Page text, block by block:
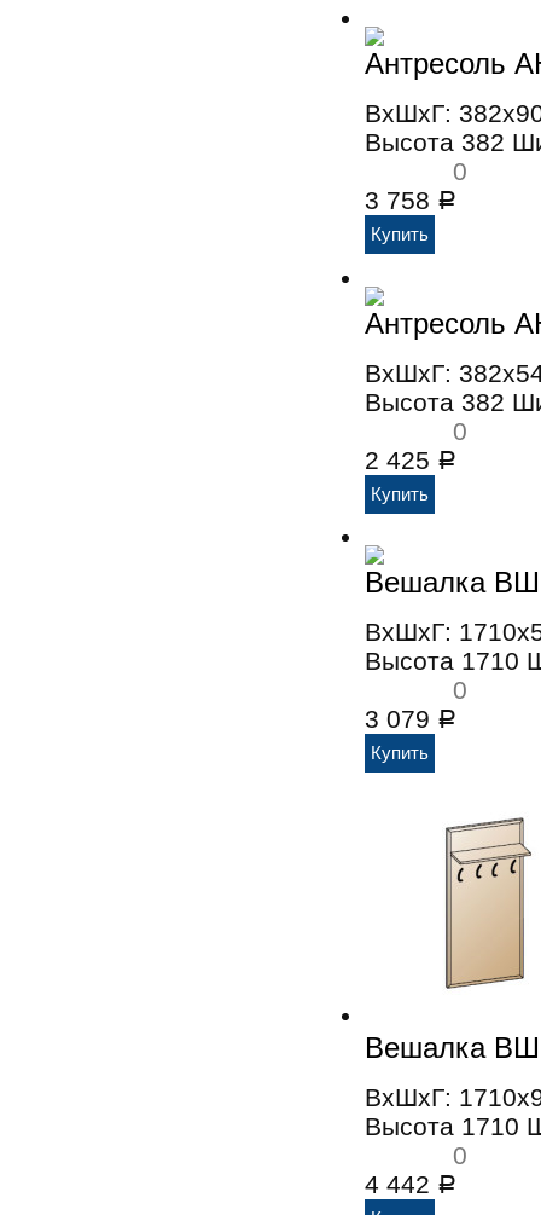
Антресоль
ВхШхГ:
Высота 382
0
3 758 Р
Антресоль
ВхШхГ:
Высота 382
0
2 425 Р
Вешалка
ВхШхГ:
Высота 1710
0
3 079 Р
Вешалка
ВхШхГ:
Высота 1710
0
4 442 Р